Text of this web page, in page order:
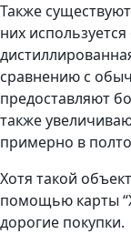
Также
них
сравнению с
предоставляют
также
примерно в
Хотя такой
помощью карты
дорогие покупки.